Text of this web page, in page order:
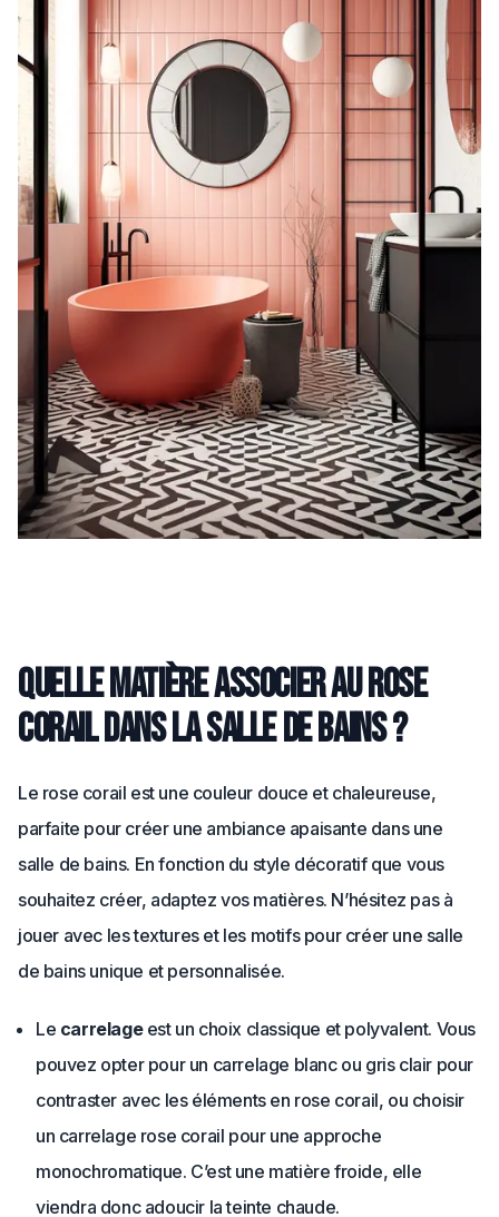
Quelle matière associer au rose
corail dans la salle de bains ?
Le rose corail est une couleur douce et chaleureuse,
parfaite pour créer une ambiance apaisante dans une
salle de bains. En fonction du style décoratif que vous
souhaitez créer, adaptez vos matières. N’hésitez pas à
jouer avec les textures et les motifs pour créer une salle
de bains unique et personnalisée.
Le carrelageest un choix classique et polyvalent. Vous
pouvez opter pour un carrelage blanc ou gris clair pour
contraster avec les éléments en rose corail, ou choisir
un carrelage rose corail pour une approche
monochromatique. C’est une matière froide, elle
viendra donc adoucir la teinte chaude.